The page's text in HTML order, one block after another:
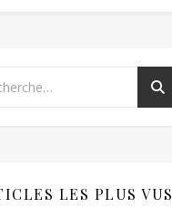
LES PLUS VUS